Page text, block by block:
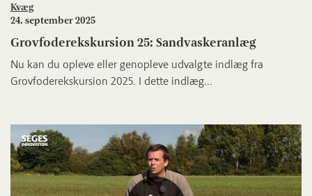
Kvæg
24. september 2025
Grovfoderekskursion 25: Sandvaskeranlæg
Nu kan du opleve eller genopleve udvalgte indlæg fra
Grovfoderekskursion 2025. I dette indlæg...